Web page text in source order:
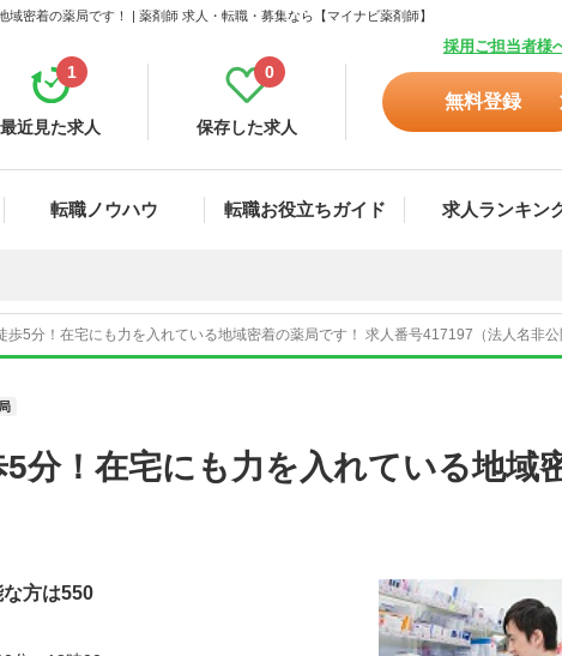
密着の薬局です！ | 薬剤師 求人・転職・募集なら【マイナビ薬剤師】
採用ご担当者様
最近見た求人
1
保存した求人
0
無料登録
転職ノウハウ 転職お役立ちガイド 求人ランキン
歩5分！在宅にも力を入れている地域密着の薬局です！ 求人番号417197（法人名非公
5分！在宅にも力を入れている地域
方は550